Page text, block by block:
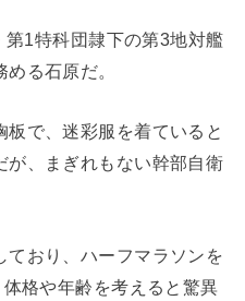
1特科団隷下の第3地対艦
る石原だ。
で、迷彩服を着ていると
が、まぎれもない幹部自衛
ており、ハーフマラソンを
格や年齢を考えると驚異